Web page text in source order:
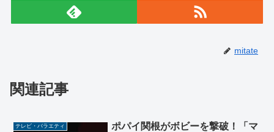
mitate
関連記事
テレビ・バラエティ
ポパイ関根がボビーを撃破！「マ